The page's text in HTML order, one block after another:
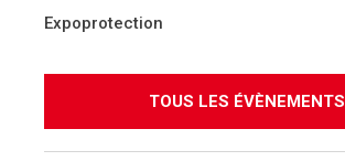
Expoprotection
TOUS LES ÉVÈNEMENTS